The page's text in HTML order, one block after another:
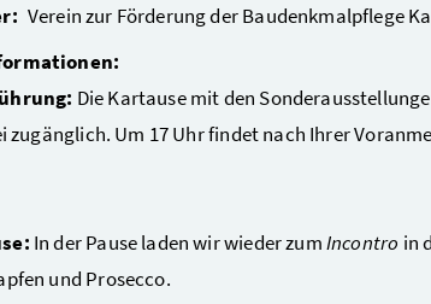
Verein zur Förderung der Baudenkmalpflege
Die Kartause mit den
zugänglich. Um 17 Uhr findet nach Ihrer
In der Pause laden wir wieder zumIncontro in
und Prosecco.